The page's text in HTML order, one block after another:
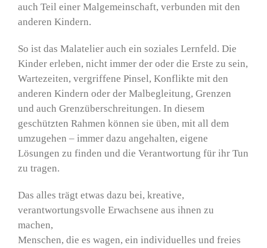
auch Teil einer Malgemeinschaft, verbunden mit den
anderen Kindern.
So ist das Malatelier auch ein soziales Lernfeld. Die
Kinder erleben, nicht immer der oder die Erste zu sein,
Wartezeiten, vergriffene Pinsel, Konflikte mit den
anderen Kindern oder der Malbegleitung, Grenzen
und auch Grenzüberschreitungen. In diesem
geschützten Rahmen können sie üben, mit all dem
umzugehen – immer dazu angehalten, eigene
Lösungen zu finden und die Verantwortung für ihr Tun
zu tragen.
Das alles trägt etwas dazu bei, kreative,
verantwortungsvolle Erwachsene aus ihnen zu
machen,
Menschen, die es wagen, ein individuelles und freies